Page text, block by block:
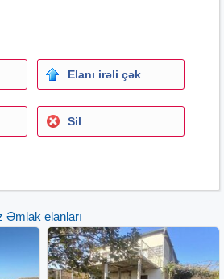
Elanı irəli çək
Sil
Əmlak elanları